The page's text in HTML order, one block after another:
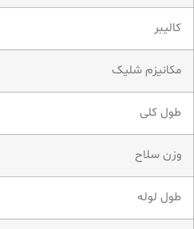
کالیبر
مکانیزم شلیک
طول کلی
وزن سلاح
طول لوله